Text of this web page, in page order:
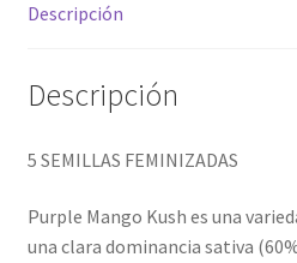
Descripción
Descripción
5 SEMILLAS FEMINIZADAS
Purple Mango Kush es una
una clara dominancia sativa